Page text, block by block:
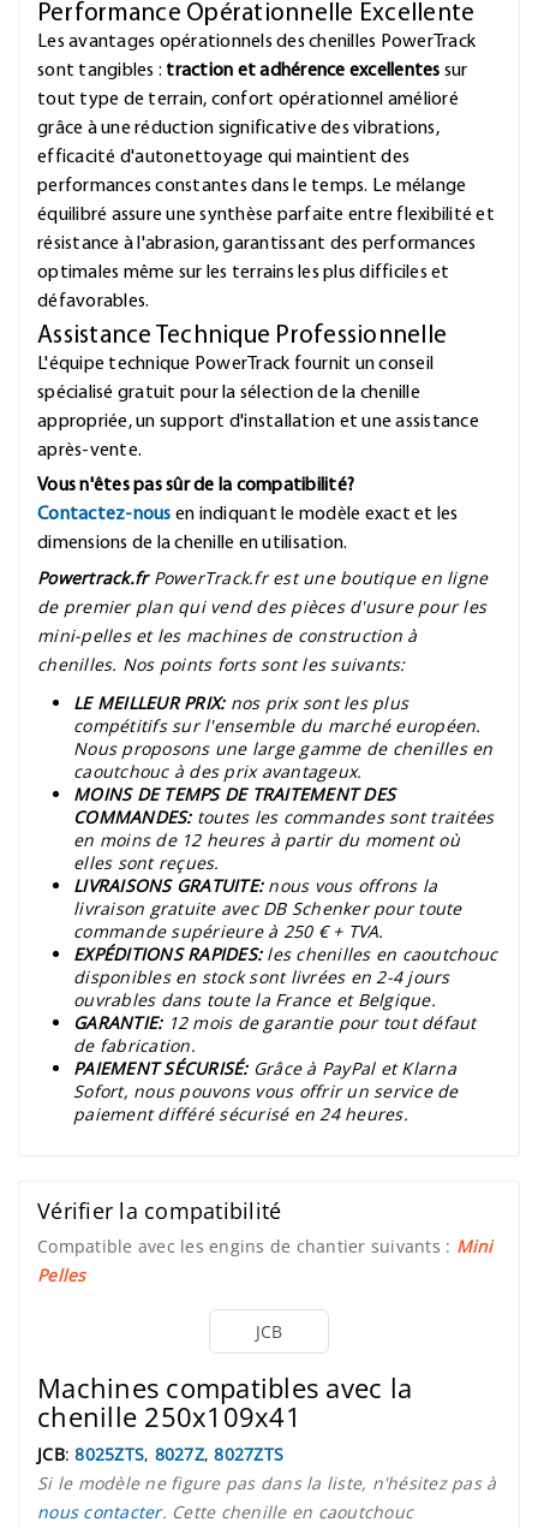
Performance Opérationnelle Excellente
Les avantages opérationnels des chenilles PowerTrack
sont tangibles : traction et adhérence excellentes sur
tout type de terrain, confort opérationnel amélioré
grâce à une réduction significative des vibrations,
efficacité d'autonettoyage qui maintient des
performances constantes dans le temps. Le mélange
équilibré assure une synthèse parfaite entre flexibilité et
résistance à l'abrasion, garantissant des performances
optimales même sur les terrains les plus difficiles et
défavorables.
Assistance Technique Professionnelle
L'équipe technique PowerTrack fournit un conseil
spécialisé gratuit pour la sélection de la chenille
appropriée, un support d'installation et une assistance
après-vente.
Vous n'êtes pas sûr de la compatibilité?
Contactez-nous en indiquant le modèle exact et les
dimensions de la chenille en utilisation.
Powertrack.fr PowerTrack.fr est une boutique en ligne
de premier plan qui vend des pièces d'usure pour les
mini-pelles et les machines de construction à
chenilles. Nos points forts sont les suivants:
LE MEILLEUR PRIX: nos prix sont les plus
compétitifs sur l'ensemble du marché européen.
Nous proposons une large gamme de chenilles en
caoutchouc à des prix avantageux.
MOINS DE TEMPS DE TRAITEMENT DES
COMMANDES: toutes les commandes sont traitées
en moins de 12 heures à partir du moment où
elles sont reçues.
LIVRAISONS GRATUITE: nous vous offrons la
livraison gratuite avec DB Schenker pour toute
commande supérieure à 250 € + TVA.
EXPÉDITIONS RAPIDES: les chenilles en caoutchouc
disponibles en stock sont livrées en 2-4 jours
ouvrables dans toute la France et Belgique.
GARANTIE: 12 mois de garantie pour tout défaut
de fabrication.
PAIEMENT SÉCURISÉ: Grâce à PayPal et Klarna
Sofort, nous pouvons vous offrir un service de
paiement différé sécurisé en 24 heures.
Vérifier la compatibilité
Compatible avec les engins de chantier suivants : Mini
Pelles
JCB
Machines compatibles avec la
chenille 250x109x41
JCB:8025ZTS, 8027Z,8027ZTS
Si le modèle ne figure pas dans la liste, n'hésitez pas à
nous contacter. Cette chenille en caoutchouc